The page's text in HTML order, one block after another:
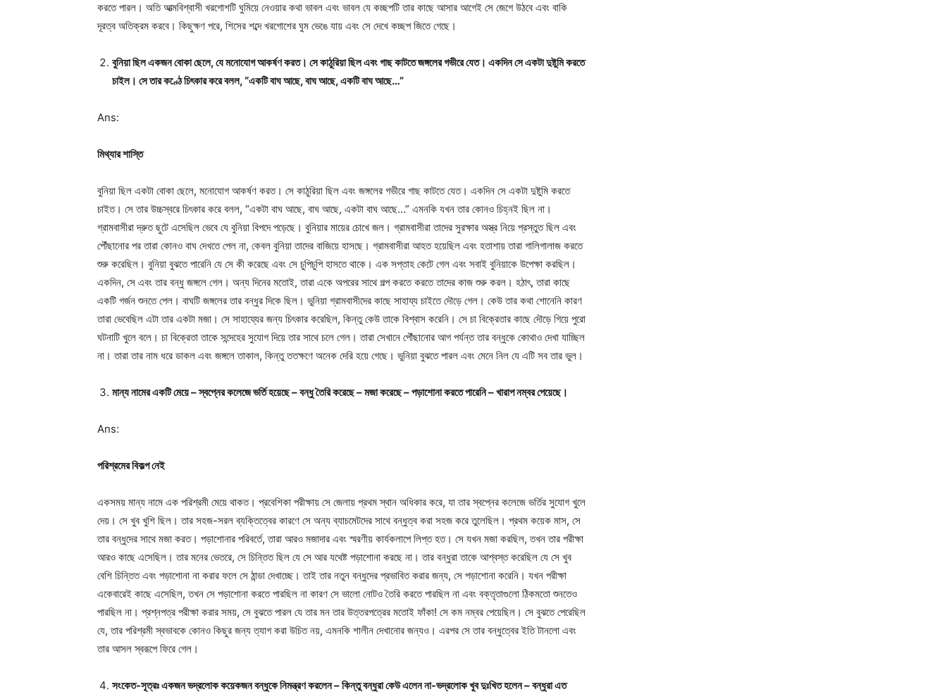
করতে পারল। অতি আত্মবিশ্বাসী খরগোশটি ঘুমিয়ে নেওয়ার কথা ভাবল এবং ভাবল যে কচ্ছপটি তার কাছে আসার আগেই সে জেগে উঠবে এবং বাকি
দূরত্ব অতিক্রম করবে। কিছুক্ষণ পরে, শিসের শব্দে খরগোশের ঘুম ভেঙে যায় এবং সে দেখে কচ্ছপ জিতে গেছে।
বুনিয়া ছিল একজন বোকা ছেলে, যে মনোযোগ আকর্ষণ করত। সে কাঠুরিয়া ছিল এবং গাছ কাটতে জঙ্গলের গভীরে যেত। একদিন সে একটা দুষ্টুমি করতে
চাইল। সে তার কণ্ঠে চিৎকার করে বলল, “একটি বাঘ আছে, বাঘ আছে, একটি বাঘ আছে…”
Ans:
মিথ্যার শাস্তি
বুনিয়া ছিল একটা বোকা ছেলে, মনোযোগ আকর্ষণ করত। সে কাঠুরিয়া ছিল এবং জঙ্গলের গভীরে গাছ কাটতে যেত। একদিন সে একটা দুষ্টুমি করতে
চাইত। সে তার উচ্চস্বরে চিৎকার করে বলল, “একটা বাঘ আছে, বাঘ আছে, একটা বাঘ আছে…” এমনকি যখন তার কোনও চিহ্নই ছিল না।
গ্রামবাসীরা দ্রুত ছুটে এসেছিল ভেবে যে বুনিয়া বিপদে পড়েছে। বুনিয়ার মায়ের চোখে জল। গ্রামবাসীরা তাদের সুরক্ষার অস্ত্র নিয়ে প্রস্তুত ছিল এবং
পৌঁছানোর পর তারা কোনও বাঘ দেখতে পেল না, কেবল বুনিয়া তাদের বাজিয়ে হাসছে। গ্রামবাসীরা আহত হয়েছিল এবং হতাশায় তারা গালিগালাজ করতে
শুরু করেছিল। বুনিয়া বুঝতে পারেনি যে সে কী করেছে এবং সে চুপিচুপি হাসতে থাকে। এক সপ্তাহ কেটে গেল এবং সবাই বুনিয়াকে উপেক্ষা করছিল।
একদিন, সে এবং তার বন্ধু জঙ্গলে গেল। অন্য দিনের মতোই, তারা একে অপরের সাথে গল্প করতে করতে তাদের কাজ শুরু করল। হঠাৎ, তারা কাছে
একটি গর্জন শুনতে পেল। বাঘটি জঙ্গলের তার বন্ধুর দিকে ছিল। ভুনিয়া গ্রামবাসীদের কাছে সাহায্য চাইতে দৌড়ে গেল। কেউ তার কথা শোনেনি কারণ
তারা ভেবেছিল এটা তার একটা মজা। সে সাহায্যের জন্য চিৎকার করেছিল, কিন্তু কেউ তাকে বিশ্বাস করেনি। সে চা বিক্রেতার কাছে দৌড়ে গিয়ে পুরো
ঘটনাটি খুলে বলে। চা বিক্রেতা তাকে সন্দেহের সুযোগ দিয়ে তার সাথে চলে গেল। তারা সেখানে পৌঁছানোর আগ পর্যন্ত তার বন্ধুকে কোথাও দেখা যাচ্ছিল
না। তারা তার নাম ধরে ডাকল এবং জঙ্গলে তাকাল, কিন্তু ততক্ষণে অনেক দেরি হয়ে গেছে। ভুনিয়া বুঝতে পারল এবং মেনে নিল যে এটি সব তার ভুল।
মান্য নামের একটি মেয়ে – স্বপ্নের কলেজে ভর্তি হয়েছে – বন্ধু তৈরি করেছে – মজা করেছে – পড়াশোনা করতে পারেনি – খারাপ নম্বর পেয়েছে।
Ans:
পরিশ্রমের বিকল্প নেই
একসময় মান্য নামে এক পরিশ্রমী মেয়ে থাকত। প্রবেশিকা পরীক্ষায় সে জেলায় প্রথম স্থান অধিকার করে, যা তার স্বপ্নের কলেজে ভর্তির সুযোগ খুলে
দেয়। সে খুব খুশি ছিল। তার সহজ-সরল ব্যক্তিত্বের কারণে সে অন্য ব্যাচমেটদের সাথে বন্ধুত্ব করা সহজ করে তুলেছিল। প্রথম কয়েক মাস, সে
তার বন্ধুদের সাথে মজা করত। পড়াশোনার পরিবর্তে, তারা আরও মজাদার এবং স্মরণীয় কার্যকলাপে লিপ্ত হত। সে যখন মজা করছিল, তখন তার পরীক্ষা
আরও কাছে এসেছিল। তার মনের ভেতরে, সে চিন্তিত ছিল যে সে আর যথেষ্ট পড়াশোনা করছে না। তার বন্ধুরা তাকে আশ্বস্ত করেছিল যে সে খুব
বেশি চিন্তিত এবং পড়াশোনা না করার ফলে সে ঠান্ডা দেখাচ্ছে। তাই তার নতুন বন্ধুদের প্রভাবিত করার জন্য, সে পড়াশোনা করেনি। যখন পরীক্ষা
একেবারেই কাছে এসেছিল, তখন সে পড়াশোনা করতে পারছিল না কারণ সে ভালো নোটও তৈরি করতে পারছিল না এবং বক্তৃতাগুলো ঠিকমতো শুনতেও
পারছিল না। প্রশ্নপত্র পরীক্ষা করার সময়, সে বুঝতে পারল যে তার মন তার উত্তরপত্রের মতোই ফাঁকা! সে কম নম্বর পেয়েছিল। সে বুঝতে পেরেছিল
যে, তার পরিশ্রমী স্বভাবকে কোনও কিছুর জন্য ত্যাগ করা উচিত নয়, এমনকি শালীন দেখানোর জন্যও। এরপর সে তার বন্ধুত্বের ইতি টানলো এবং
তার আসল স্বরূপে ফিরে গেল।
সংকেত-সূত্রঃ একজন ভদ্রলোক কয়েকজন বন্ধুকে নিমন্ত্রণ করলেন – কিন্তু বন্ধুরা কেউ এলেন না-ভদ্রলোক খুব দুঃখিত হলেন – বন্ধুরা এত